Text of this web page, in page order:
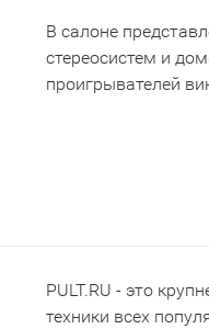
В салоне
стереосистем и
проигрывателей
PULT.RU - это
техники всех